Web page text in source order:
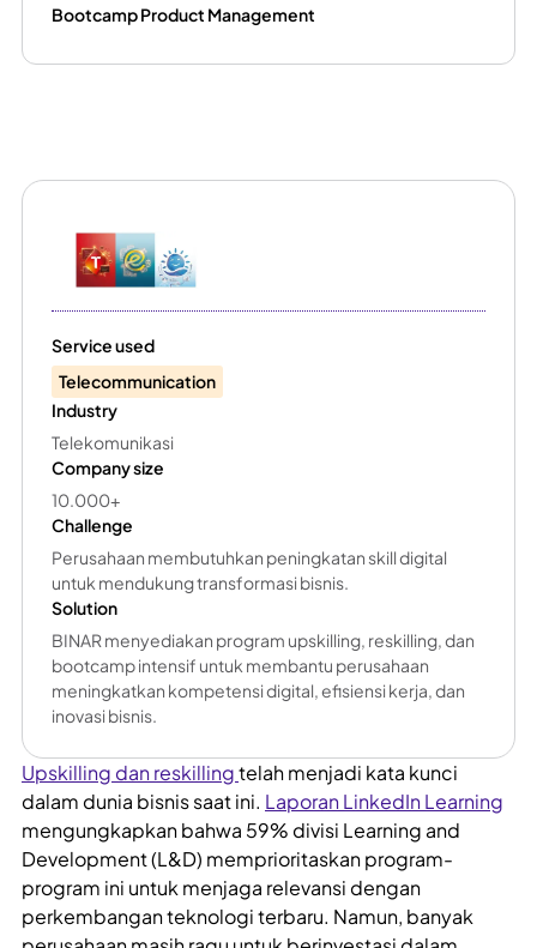
Bootcamp Product Management
Service used
Telecommunication
Industry
Telekomunikasi
Company size
10.000+
Challenge
Perusahaan membutuhkan peningkatan skill digital
untuk mendukung transformasi bisnis.
Solution
BINAR menyediakan program upskilling, reskilling, dan
bootcamp intensif untuk membantu perusahaan
meningkatkan kompetensi digital, efisiensi kerja, dan
inovasi bisnis.
Upskilling dan reskillingtelah menjadi kata kunci
dalam dunia bisnis saat ini. Laporan LinkedIn Learning
mengungkapkan bahwa 59% divisi Learning and
Development (L&D) memprioritaskan program-
program ini untuk menjaga relevansi dengan
perkembangan teknologi terbaru. Namun, banyak